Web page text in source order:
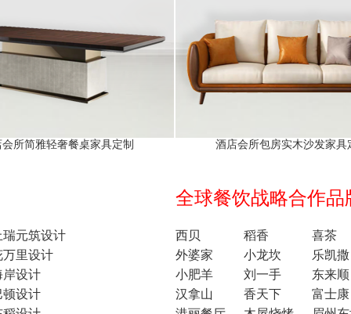
所简雅轻奢餐桌家具定制 酒店会所包房实木沙发家具
瑞元筑设计
万里设计
岸设计
顿设计
全球餐饮战略合作品
西贝 稻香
喜茶
外婆家
小龙坎
乐凯撒
小肥羊
刘一手
东来顺
汉拿山
香天下
富士康